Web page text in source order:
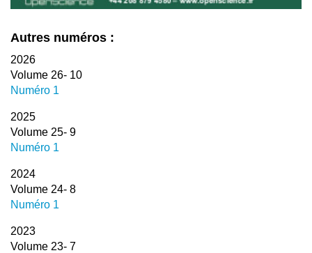
Autres numéros :
2026
Volume 26- 10
Numéro 1
2025
Volume 25- 9
Numéro 1
2024
Volume 24- 8
Numéro 1
2023
Volume 23- 7